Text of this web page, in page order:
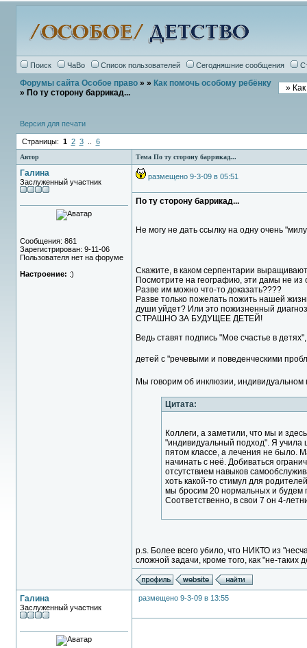
Поиск ЧаВо Список пользователей Сегодняшние сообщения
Форумы сайта Особое право» » Как помочь особому ребёнку
» По ту сторону баррикад...
Версия для печати
Страницы: 1 2 3.. 6
Автор Тема По ту сторону баррикад...
Галина
Заслуженный участник
Сообщения: 861
Зарегистрирован: 9-11-06
Пользователя нет на форуме
Настроение: :)
размещено 9-3-09 в 05:51
По ту сторону баррикад...
Не могу не дать ссылку на одну очень
Скажите, в каком серпентарии
Посмотрите на географию, эти дамы не из
Разве им можно что-то доказать????
Разве только пожелать пожить нашей
души уйдет? Или это пожизненный
СТРАШНО ЗА БУДУЩЕЕ ДЕТЕЙ!
Ведь ставят подпись "Мое счастье в
детей с "речевыми и поведенческими
Мы говорим об инклюзии, индивидуальном
Цитата:
Коллеги, а заметили, что мы и
"индивидуальный подход". Я учила
пятом классе, а лечения не было.
начинать с неё. Добиваться
отсутствием навыков
хоть какой-то стимул для
мы бросим 20 нормальных и будем
Соответственно, в свои 7 он 4-
p.s. Более всего убило, что НИКТО из
сложной задачи, кроме того, как "не-таких
Галина
Заслуженный участник
размещено 9-3-09 в 13:55